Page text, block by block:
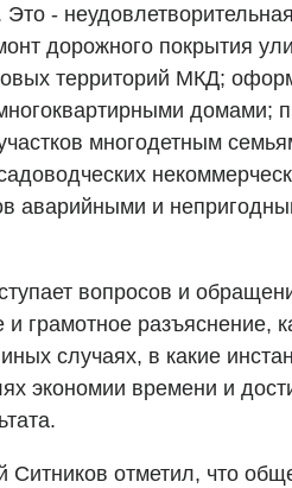
-
дорожного покрытия
территорий МКД;
домами;
многодетным
аварийными и
вопросов и
и грамотное разъяснение,
случаях, в какие
экономии времени и
Ситников отметил, что